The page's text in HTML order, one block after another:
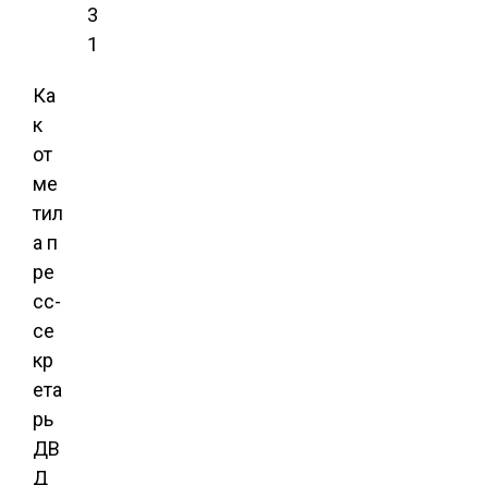
3
1
Ка
к
от
ме
тил
а п
ре
сс-
се
кр
ета
рь
ДВ
Д